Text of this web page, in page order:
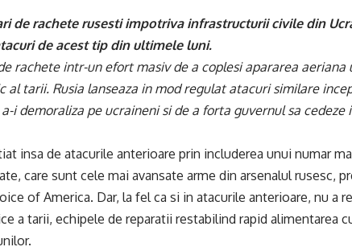
de rachete rusesti impotriva infrastructurii civile din
de acest tip din ultimele luni.
rachete intr-un efort masiv de a coplesi apararea aeriana
al tarii. Rusia lanseaza in mod regulat atacuri similare
i demoraliza pe ucraineni si de a forta guvernul sa cedeze
insa de atacurile anterioare prin includerea unui numar
care sunt cele mai avansate arme din arsenalul rusesc,
of America. Dar, la fel ca si in atacurile anterioare, nu a
a tarii, echipele de reparatii restabilind rapid alimentarea